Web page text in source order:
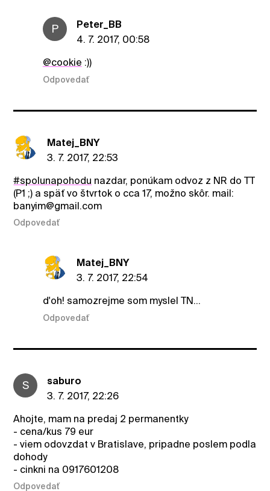
P
Peter_BB
4. 7. 2017, 00:58
@cookie :))
Odpovedať
Matej_BNY
3. 7. 2017, 22:53
#spolunapohodu nazdar, ponúkam odvoz z NR do TT
(P1 ;) a späť vo štvrtok o cca 17, možno skôr. mail:
banyim@gmail.com
Odpovedať
Matej_BNY
3. 7. 2017, 22:54
d'oh! samozrejme som myslel TN...
Odpovedať
S
saburo
3. 7. 2017, 22:26
Ahojte, mam na predaj 2 permanentky
- cena/kus 79 eur
- viem odovzdat v Bratislave, pripadne poslem podla
dohody
- cinkni na 0917601208
Odpovedať